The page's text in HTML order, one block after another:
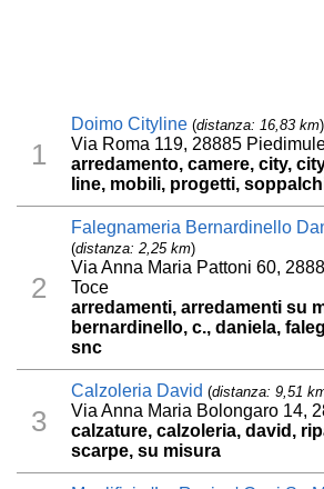
1
Doimo Cityline (distanza: 16,83 km)
Via Roma 119, 28885
arredamento, camere, city,
line, mobili, progetti,
2
Falegnameria Bernardinello
(distanza: 2,25 km)
Via Anna Maria Pattoni 60,
Toce
arredamenti, arredamenti su
bernardinello, c., daniela,
snc
3
Calzoleria David (distanza: 9,51
Via Anna Maria Bolongaro 14,
calzature, calzoleria, david,
scarpe, su misura